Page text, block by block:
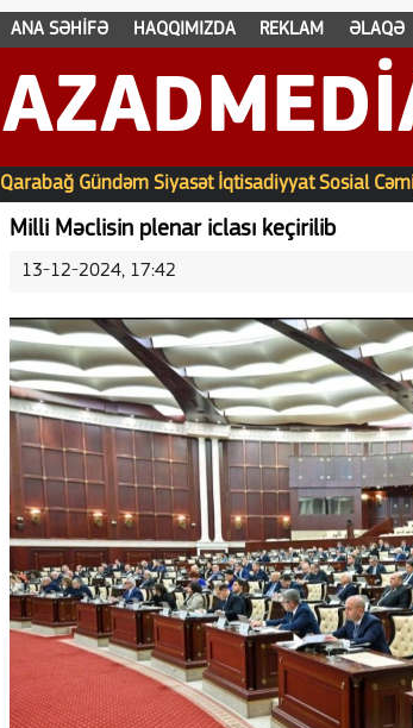
ANA SƏHİFƏ HAQQIMIZDA REKLAM ƏLAQƏ
Qarabağ Gündəm Siyasət İqtisadiyyat Sosial
Milli Məclisin plenar iclası keçirilib
13-12-2024, 17:42